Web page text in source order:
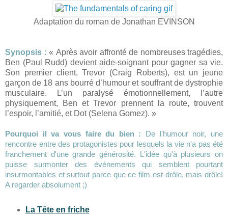
Adaptation du roman de Jonathan EVINSON
Synopsis : « Après avoir affronté de nombreuses tragédies,
Ben (Paul Rudd) devient aide-soignant pour gagner sa vie.
Son premier client, Trevor (Craig Roberts), est un jeune
garçon de 18 ans bourré d’humour et souffrant de dystrophie
musculaire. L’un paralysé émotionnellement, l’autre
physiquement, Ben et Trevor prennent la route, trouvent
l’espoir, l’amitié, et Dot (Selena Gomez). »
Pourquoi il va vous faire du bien : De l'humour noir, une
rencontre entre des protagonistes pour lesquels la vie n'a pas été
franchement d'une grande générosité. L'idée qu'à plusieurs on
puisse surmonter des événements qui semblent pourtant
insurmontables et surtout parce que ce film est drôle, mais drôle!
A regarder absolument ;)
La Tête en friche